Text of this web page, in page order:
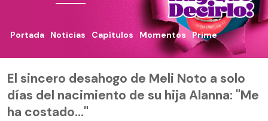
Portada Noticias Capítulos Momentos Prime
El sincero desahogo de Meli Noto a solo
días del nacimiento de su hija Alanna: "Me
ha costado..."